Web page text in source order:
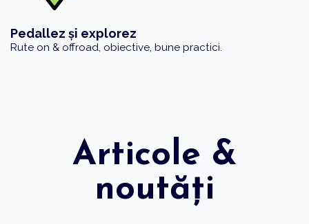
Pedallez și explorez
Rute on & offroad, obiective, bune practici.
Articole &
noutăți